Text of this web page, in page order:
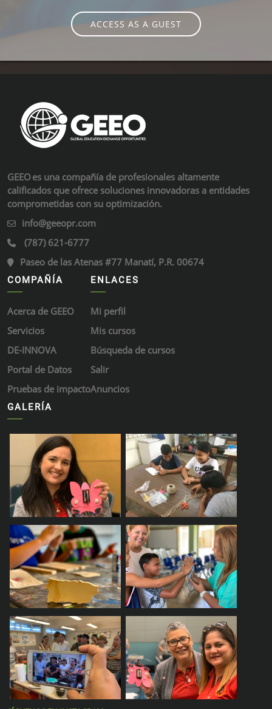
ACCESS AS A GUEST
GEEO es una compañía de profesionales altamente
calificados que ofrece soluciones innovadoras a entidades
comprometidas con su optimización.
info@geeopr.com
(787) 621-6777
Paseo de las Atenas #77 Manatí, P.R. 00674
COMPAÑÍA
Acerca de GEEO
Servicios
DE-INNOVA
Portal de Datos
Pruebas de impacto
ENLACES
Mi perfil
Mis cursos
Búsqueda de cursos
Salir
Anuncios
GALERÍA